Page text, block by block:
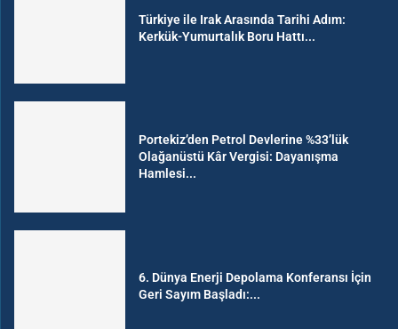
Türkiye ile Irak Arasında Tarihi Adım:
Kerkük-Yumurtalık Boru Hattı...
Portekiz’den Petrol Devlerine %33’lük
Olağanüstü Kâr Vergisi: Dayanışma
Hamlesi...
6. Dünya Enerji Depolama Konferansı İçin
Geri Sayım Başladı:...